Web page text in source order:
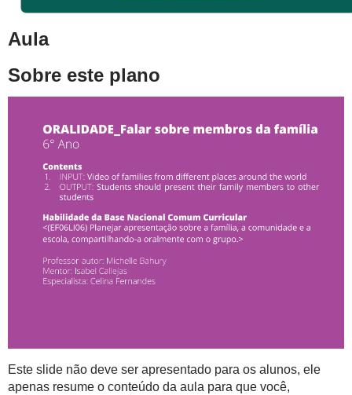
Aula
Sobre este plano
Este slide não deve ser apresentado para os alunos, ele
apenas resume o conteúdo da aula para que você,